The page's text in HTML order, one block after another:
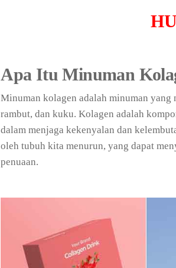
Apa Itu Minuman
Minuman kolagen adalah minuman
rambut, dan kuku. Kolagen adalah
dalam menjaga kekenyalan dan
oleh tubuh kita menurun, yang dapat
penuaan.